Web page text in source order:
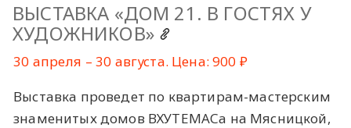
ВЫСТАВКА «ДОМ 21. В ГОСТЯХ У
ХУДОЖНИКОВ»
30 апреля – 30 августа. Цена: 900 ₽
Выставка проведет по квартирам-мастерским
знаменитых домов ВХУТЕМАСа на Мясницкой,